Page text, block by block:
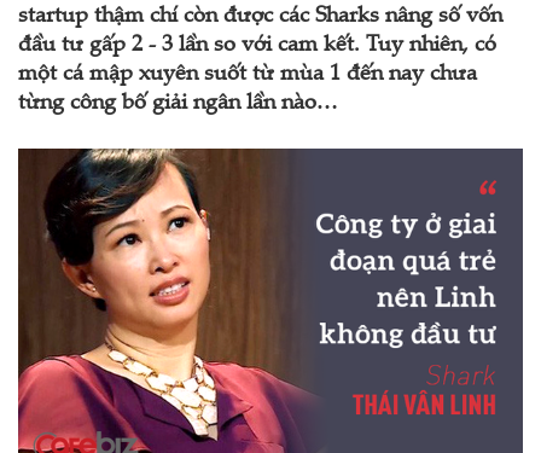
startup thậm chí còn được các Sharks nâng số vốn
đầu tư gấp 2 - 3 lần so với cam kết. Tuy nhiên, có
một cá mập xuyên suốt từ mùa 1 đến nay chưa
từng công bố giải ngân lần nào…